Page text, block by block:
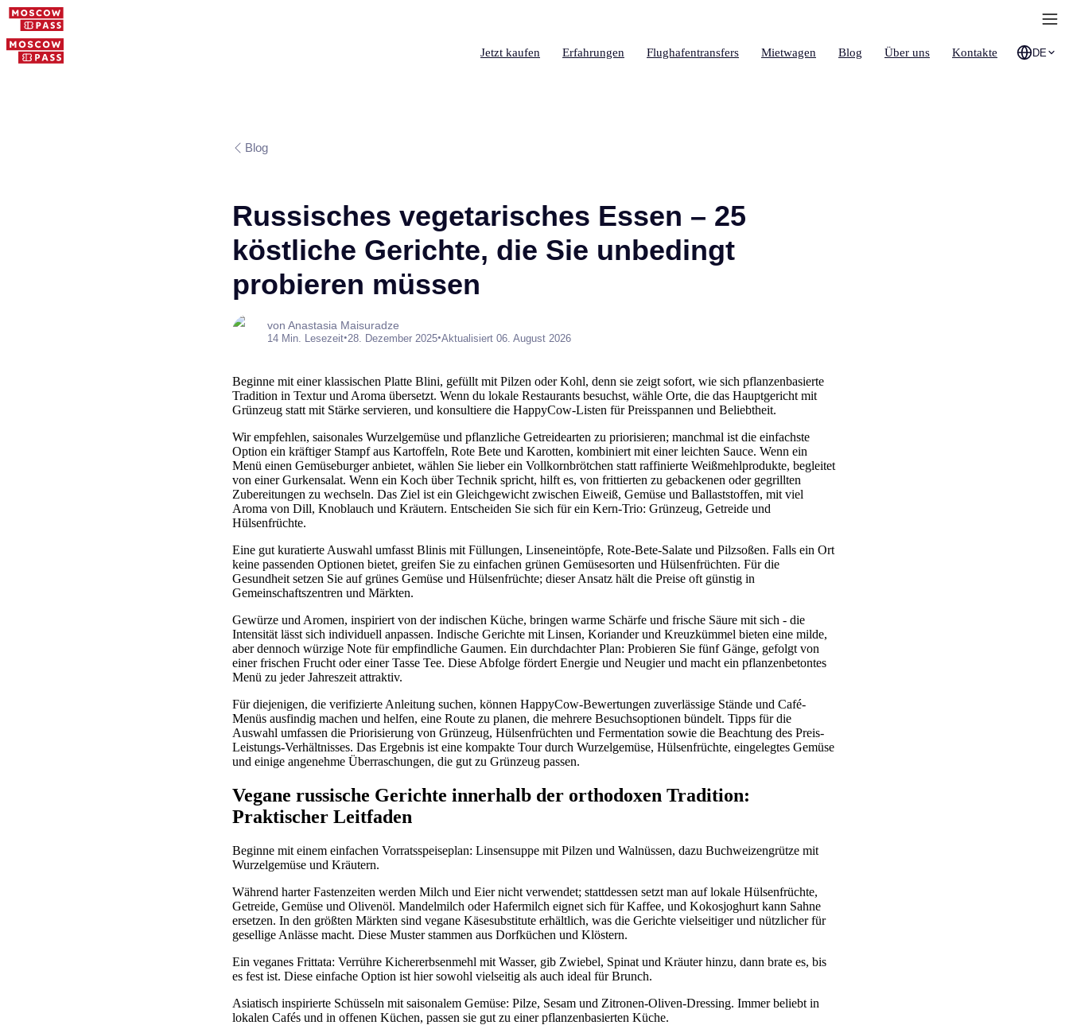
Jetzt kaufen Erfahrungen Flughafentransfers Mietwagen Blog Über uns Kontakte DE
Blog
Russisches vegetarisches Essen – 25
köstliche Gerichte, die Sie unbedingt
probieren müssen
von Anastasia Maisuradze
14 Min. Lesezeit•28. Dezember 2025•Aktualisiert 06. August 2026
Beginne mit einer klassischen Platte Blini, gefüllt mit Pilzen oder Kohl, denn sie zeigt sofort, wie sich pflanzenbasierte
Tradition in Textur und Aroma übersetzt. Wenn du lokale Restaurants besuchst, wähle Orte, die das Hauptgericht mit
Grünzeug statt mit Stärke servieren, und konsultiere die HappyCow-Listen für Preisspannen und Beliebtheit.
Wir empfehlen, saisonales Wurzelgemüse und pflanzliche Getreidearten zu priorisieren; manchmal ist die einfachste
Option ein kräftiger Stampf aus Kartoffeln, Rote Bete und Karotten, kombiniert mit einer leichten Sauce. Wenn ein
Menü einen Gemüseburger anbietet, wählen Sie lieber ein Vollkornbrötchen statt raffinierte Weißmehlprodukte, begleitet
von einer Gurkensalat. Wenn ein Koch über Technik spricht, hilft es, von frittierten zu gebackenen oder gegrillten
Zubereitungen zu wechseln. Das Ziel ist ein Gleichgewicht zwischen Eiweiß, Gemüse und Ballaststoffen, mit viel
Aroma von Dill, Knoblauch und Kräutern. Entscheiden Sie sich für ein Kern-Trio: Grünzeug, Getreide und
Hülsenfrüchte.
Eine gut kuratierte Auswahl umfasst Blinis mit Füllungen, Linseneintöpfe, Rote-Bete-Salate und Pilzsoßen. Falls ein Ort
keine passenden Optionen bietet, greifen Sie zu einfachen grünen Gemüsesorten und Hülsenfrüchten. Für die
Gesundheit setzen Sie auf grünes Gemüse und Hülsenfrüchte; dieser Ansatz hält die Preise oft günstig in
Gemeinschaftszentren und Märkten.
Gewürze und Aromen, inspiriert von der indischen Küche, bringen warme Schärfe und frische Säure mit sich - die
Intensität lässt sich individuell anpassen. Indische Gerichte mit Linsen, Koriander und Kreuzkümmel bieten eine milde,
aber dennoch würzige Note für empfindliche Gaumen. Ein durchdachter Plan: Probieren Sie fünf Gänge, gefolgt von
einer frischen Frucht oder einer Tasse Tee. Diese Abfolge fördert Energie und Neugier und macht ein pflanzenbetontes
Menü zu jeder Jahreszeit attraktiv.
Für diejenigen, die verifizierte Anleitung suchen, können HappyCow-Bewertungen zuverlässige Stände und Café-
Menüs ausfindig machen und helfen, eine Route zu planen, die mehrere Besuchsoptionen bündelt. Tipps für die
Auswahl umfassen die Priorisierung von Grünzeug, Hülsenfrüchten und Fermentation sowie die Beachtung des Preis-
Leistungs-Verhältnisses. Das Ergebnis ist eine kompakte Tour durch Wurzelgemüse, Hülsenfrüchte, eingelegtes Gemüse
und einige angenehme Überraschungen, die gut zu Grünzeug passen.
Vegane russische Gerichte innerhalb der orthodoxen Tradition:
Praktischer Leitfaden
Beginne mit einem einfachen Vorratsspeiseplan: Linsensuppe mit Pilzen und Walnüssen, dazu Buchweizengrütze mit
Wurzelgemüse und Kräutern.
Während harter Fastenzeiten werden Milch und Eier nicht verwendet; stattdessen setzt man auf lokale Hülsenfrüchte,
Getreide, Gemüse und Olivenöl. Mandelmilch oder Hafermilch eignet sich für Kaffee, und Kokosjoghurt kann Sahne
ersetzen. In den größten Märkten sind vegane Käsesubstitute erhältlich, was die Gerichte vielseitiger und nützlicher für
gesellige Anlässe macht. Diese Muster stammen aus Dorfküchen und Klöstern.
Ein veganes Frittata: Verrühre Kichererbsenmehl mit Wasser, gib Zwiebel, Spinat und Kräuter hinzu, dann brate es, bis
es fest ist. Diese einfache Option ist hier sowohl vielseitig als auch ideal für Brunch.
Asiatisch inspirierte Schüsseln mit saisonalem Gemüse: Pilze, Sesam und Zitronen-Oliven-Dressing. Immer beliebt in
lokalen Cafés und in offenen Küchen, passen sie gut zu einer pflanzenbasierten Küche.